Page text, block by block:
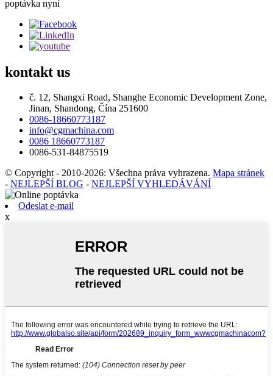
poptávka nyní
kontakt us
č. 12, Shangxi Road, Shanghe Economic Development Zone,
Jinan, Shandong, Čína 251600
0086-18660773187
info@cgmachina.com
0086 18660773187
0086-531-84875519
© Copyright - 2010-2026: Všechna práva vyhrazena. Mapa stránek
- NEJLEPŠÍ BLOG - NEJLEPŠÍ VYHLEDÁVÁNÍ
Odeslat e-mail
x